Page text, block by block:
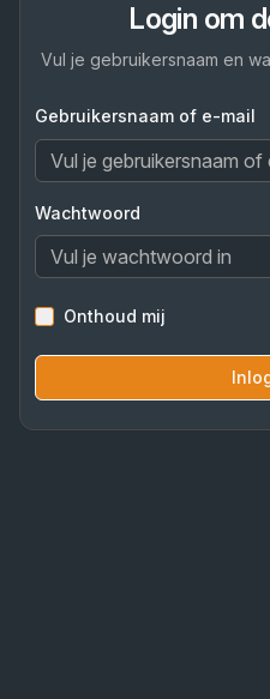
Login om
Vul je gebruikersnaam en
Gebruikersnaam of e-mail
Wachtwoord
Onthoud mij